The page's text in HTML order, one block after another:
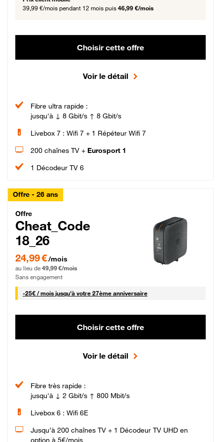
39,99 €/mois pendant 12 mois puis 46,99 €/mois
Choisir cette offre
Voir le détail
Fibre ultra rapide :
jusqu'à ↓ 8 Gbit/s ↑ 8 Gbit/s
Livebox 7 : Wifi 7 + 1 Répéteur Wifi 7
200 chaînes TV + Eurosport 1
1 Décodeur TV 6
Offre - 26 ans
Cheat_Code Fibre_18_26
Offre
Cheat_Code
18_26
24,99 € par mois pendant 0 mois puis 49,99 € par mois, Sans engagement
24,99 €/mois
au lieu de 49,99 €/mois
Sans engagement
-25€ / mois25 € par mois
jusqu'à votre 27ème anniversaire
Choisir cette offre
Voir le détail
Fibre très rapide :
jusqu'à ↓ 2 Gbit/s ↑ 800 Mbit/s
Livebox 6 : Wifi 6E
Jusqu’à 200 chaînes TV + 1 Décodeur TV UHD en
option à 5€/mois